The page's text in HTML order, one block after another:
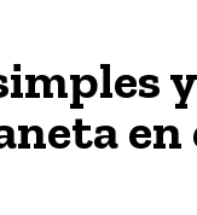
en